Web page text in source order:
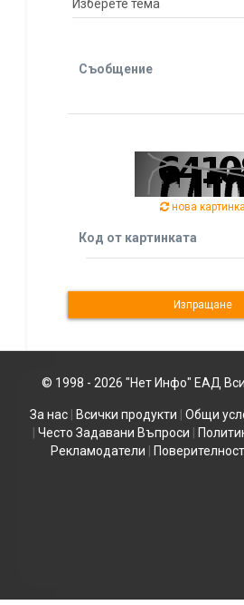
Съобщение
нова картинка
Код от картинката
© 1998 - 2026 "Нет Инфо" ЕАД
За нас| Всички продукти
Общи
Често Задавани Въпроси
Рекламодатели
Поверителност